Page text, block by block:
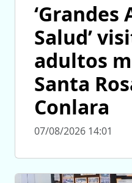
‘Grandes
Salud’
adultos
Santa
Conlara
07/08/2026 14:01